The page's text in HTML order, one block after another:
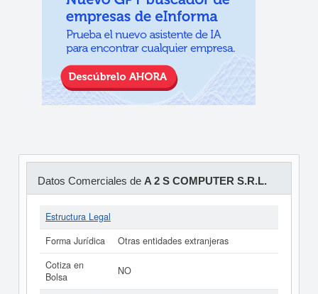
Datos Comerciales de A 2 S COMPUTER S.R.L.
Estructura Legal
Forma Jurídica
Otras entidades extranjeras
Cotiza en
Bolsa
NO